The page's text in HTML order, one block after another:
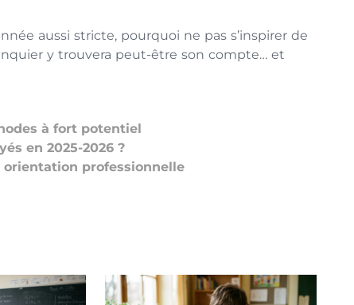
aussi stricte, pourquoi ne pas s’inspirer de
y trouvera peut-être son compte… et
à fort potentiel
en 2025-2026 ?
orientation professionnelle